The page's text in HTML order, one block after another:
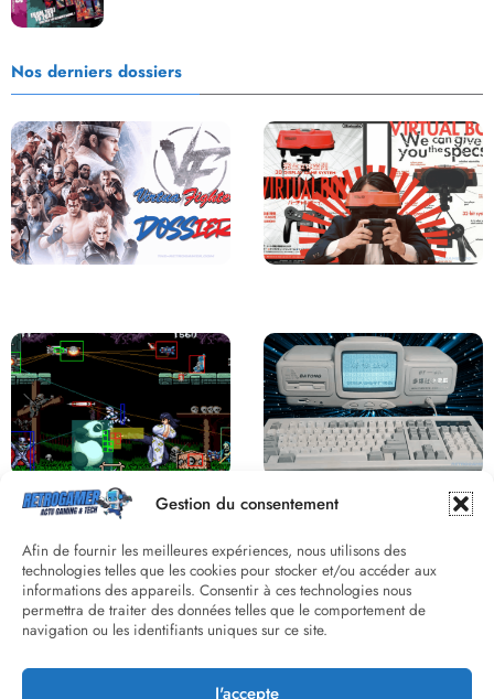
Gestion du consentement
Afin de fournir les meilleures expériences, nous utilisons des
technologies telles que les cookies pour stocker et/ou accéder aux
informations des appareils. Consentir à ces technologies nous
permettra de traiter des données telles que le comportement de
navigation ou les identifiants uniques sur ce site.
J'accepte
Nos derniers dossiers
Derrière le pixel : L’art caché de la
hitbox
Une machine incroyable et
inconnue : le Batong BT-686